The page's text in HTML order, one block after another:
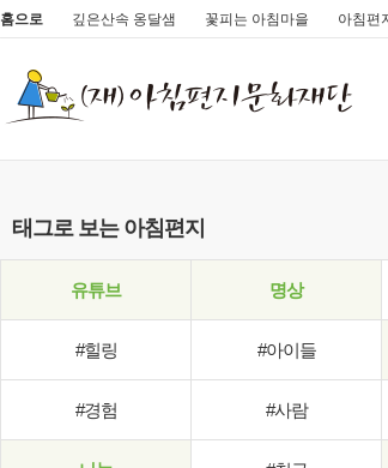
홈으로 깊은산속 옹달샘 꽃피는 아침마을 아침편
태그로 보는 아침편지
유튜브 명상
#힐링 #아이들
#경험 #사람